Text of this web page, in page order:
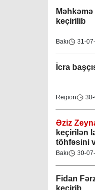
keçirilib
Bakı 31-
İcra
Region
Əziz
keçirilən
töhfəsini
Bakı 30-
Fidan F
keçirib
Gəncə
08-04-